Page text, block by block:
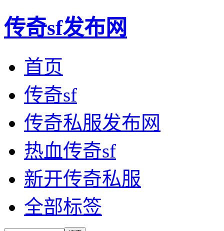
传奇sf发布网
首页
传奇sf
传奇私服发布网
热血传奇sf
新开传奇私服
全部标签